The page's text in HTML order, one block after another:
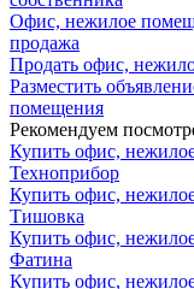
Офис, нежилое
продажа
Продать офис,
Разместить
помещения
Рекомендуем
Купить офис,
Техноприбор
Купить офис,
Тишовка
Купить офис,
Фатина
Купить офис,